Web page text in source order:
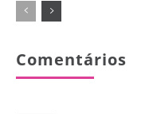
Comentários